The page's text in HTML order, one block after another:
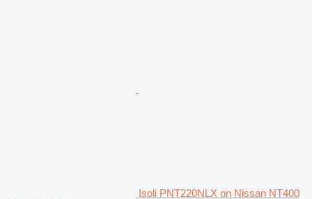
Isoli PNT220NLX on Nissan NT400